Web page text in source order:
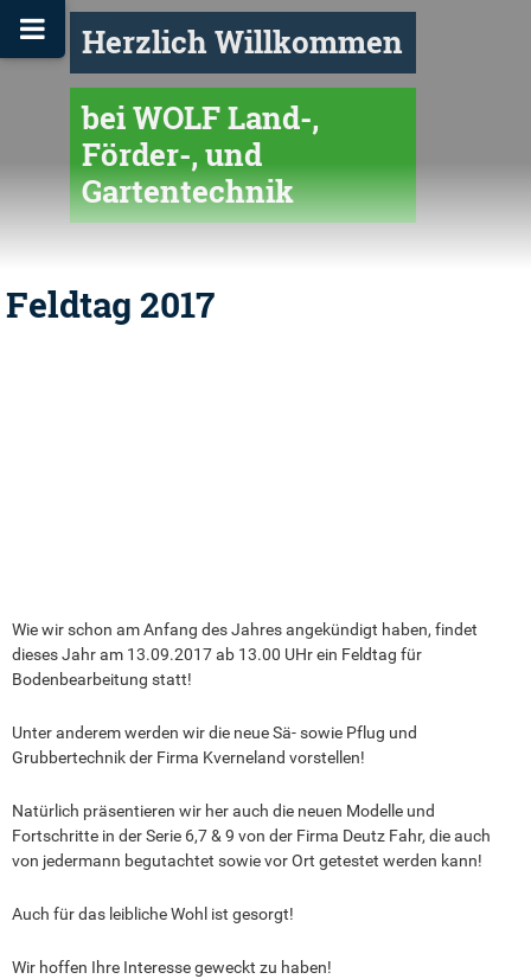
Herzlich Willkommen
bei WOLF Land-,
Förder-, und
Gartentechnik
Feldtag 2017
Wie wir schon am Anfang des Jahres angekündigt haben, findet
dieses Jahr am 13.09.2017 ab 13.00 UHr ein Feldtag für
Bodenbearbeitung statt!
Unter anderem werden wir die neue Sä- sowie Pflug und
Grubbertechnik der Firma Kverneland vorstellen!
Natürlich präsentieren wir her auch die neuen Modelle und
Fortschritte in der Serie 6,7 & 9 von der Firma Deutz Fahr, die auch
von jedermann begutachtet sowie vor Ort getestet werden kann!
Auch für das leibliche Wohl ist gesorgt!
Wir hoffen Ihre Interesse geweckt zu haben!